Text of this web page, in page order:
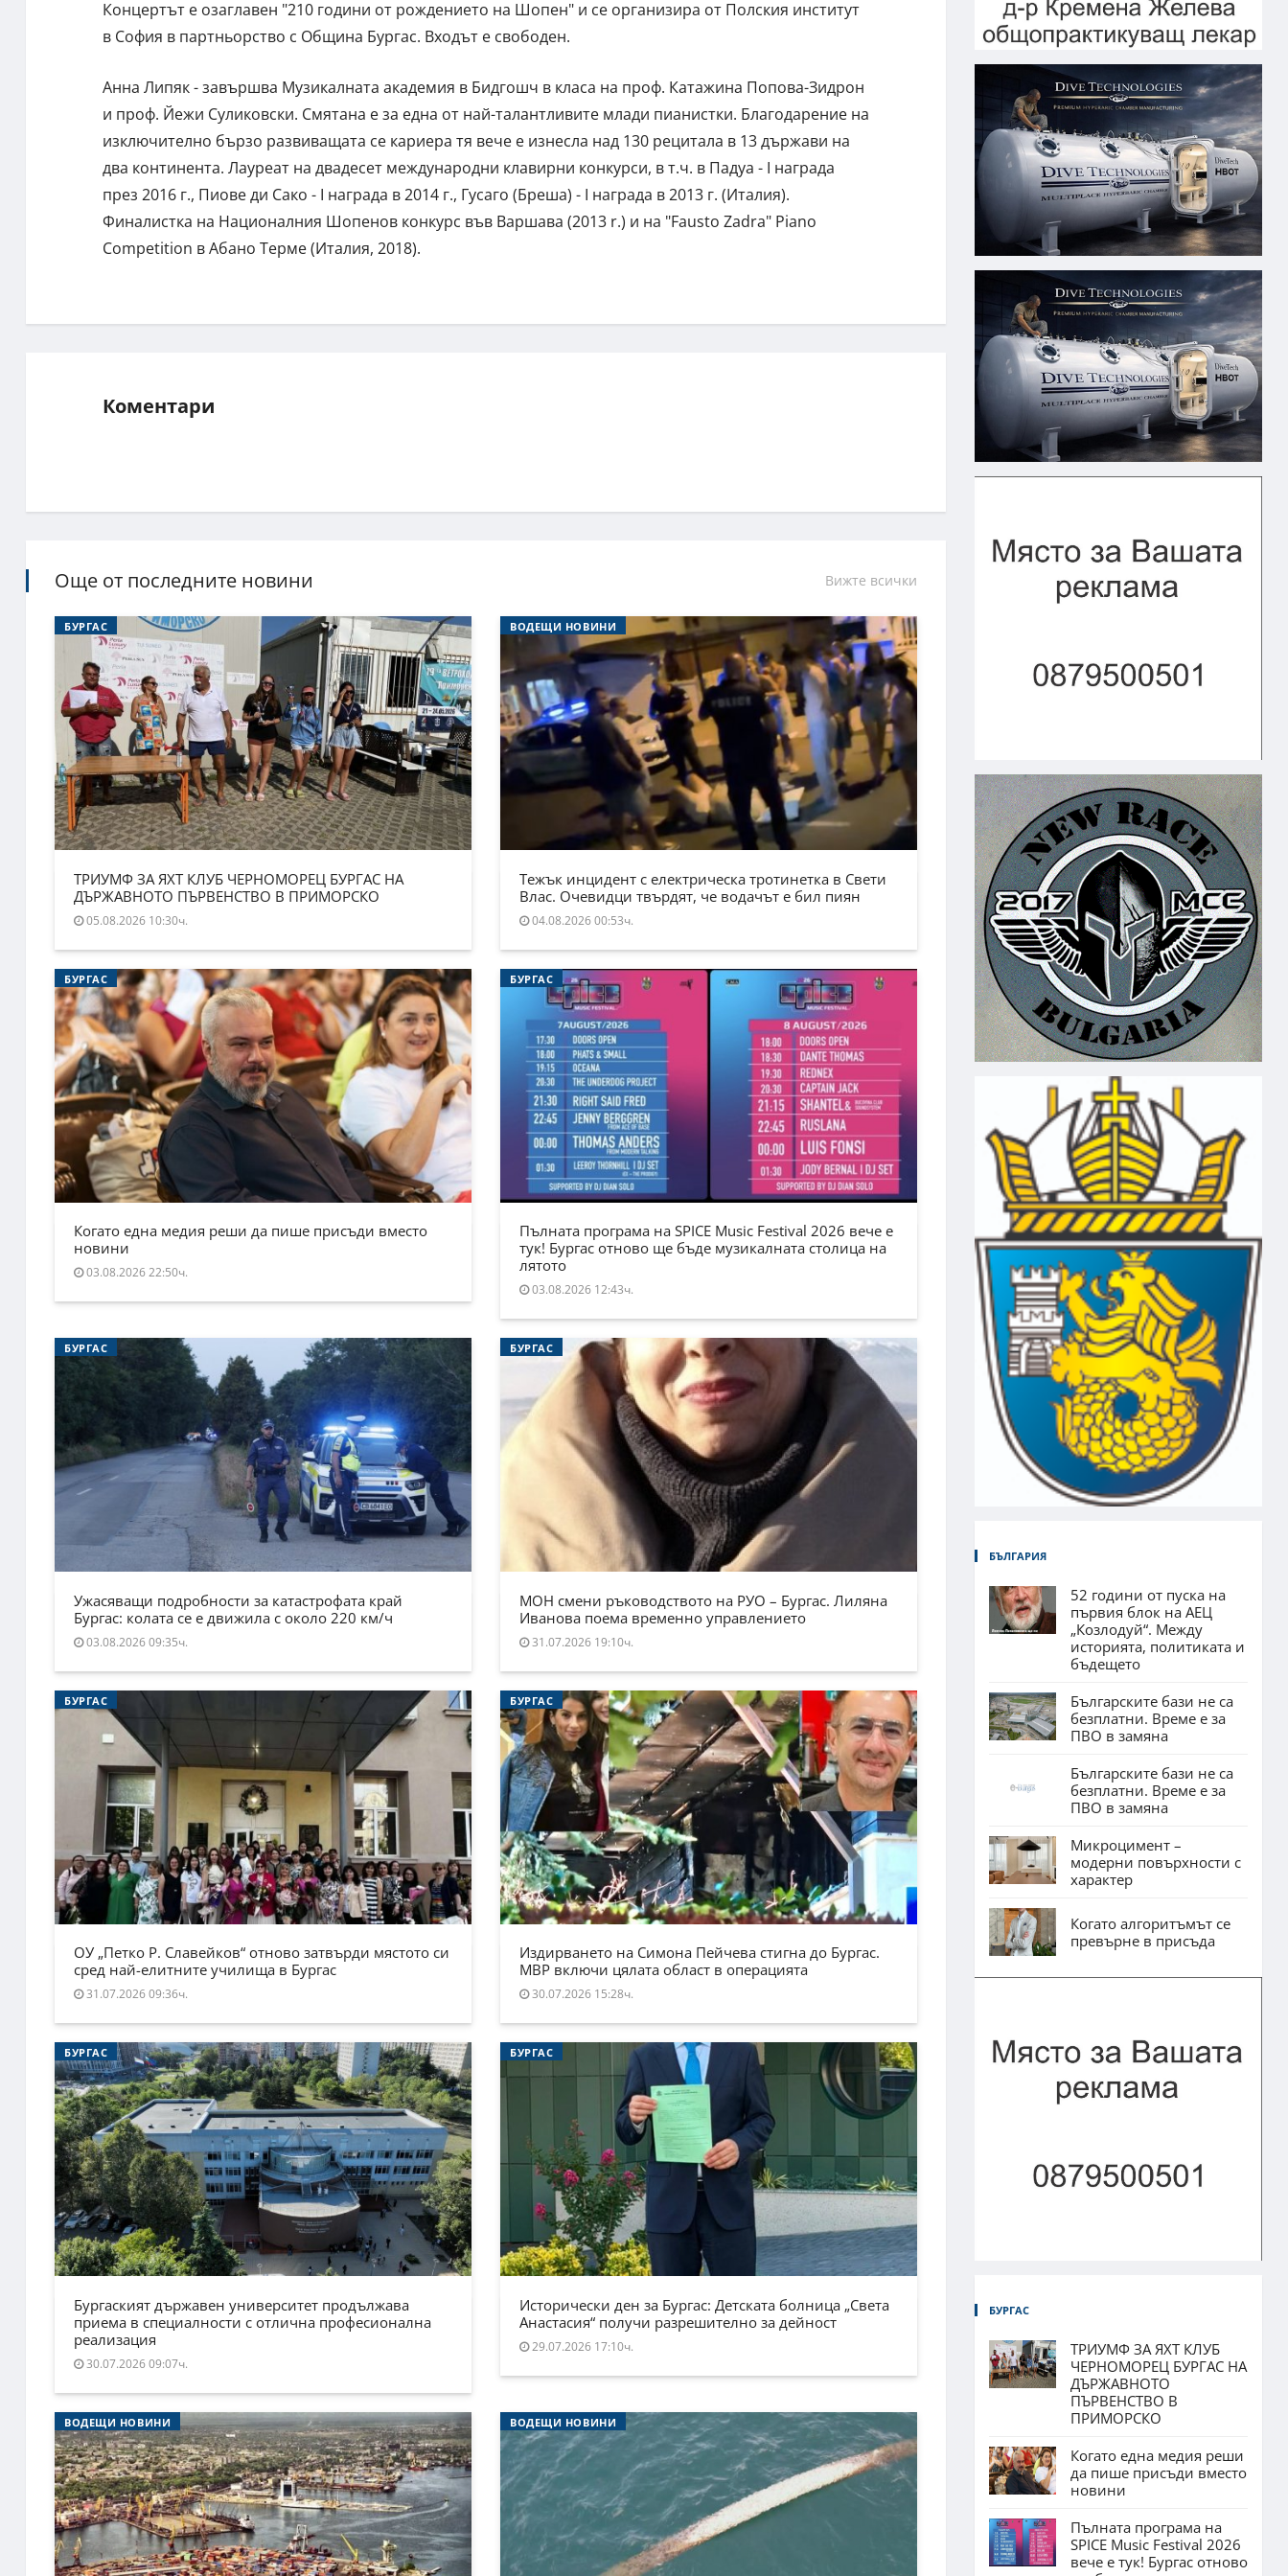
Концертът е озаглавен "210 години от рождението на Шопен" и се организира от Полския институт
в София в партньорство с Община Бургас. Входът е свободен.
Aнна Липяк - завършва Музикалната академия в Бидгошч в класа на проф. Катажина Попова-Зидрон
и проф. Йежи Суликовски. Смятана е за една от най-талантливите млади пианистки. Благодарение на
изключително бързо развиващата се кариера тя вече е изнесла над 130 рецитала в 13 държави на
два континента. Лауреат на двадесет международни клавирни конкурси, в т.ч. в Падуа - I награда
през 2016 г., Пиове ди Сако - І награда в 2014 г., Гусаго (Бреша) - I награда в 2013 г. (Италия).
Финалистка на Националния Шопенов конкурс във Варшава (2013 r.) и на "Fausto Zadra" Piano
Competition в Абано Терме (Италия, 2018).
Коментари
Още от последните новини Вижте всички
БУРГАС
ТРИУМФ ЗА ЯХТ КЛУБ ЧЕРНОМОРЕЦ БУРГАС НА
ДЪРЖАВНОТО ПЪРВЕНСТВО В ПРИМОРСКО
05.08.2026 10:30ч.
ВОДЕЩИ НОВИНИ
Тежък инцидент с електрическа тротинетка в Свети
Влас. Очевидци твърдят, че водачът е бил пиян
04.08.2026 00:53ч.
БУРГАС
Когато една медия реши да пише присъди вместо
новини
03.08.2026 22:50ч.
БУРГАС
Пълната програма на SPICE Music Festival 2026 вече е
тук! Бургас отново ще бъде музикалната столица на
лятото
03.08.2026 12:43ч.
БУРГАС
Ужасяващи подробности за катастрофата край
Бургас: колата се е движила с около 220 км/ч
03.08.2026 09:35ч.
БУРГАС
МОН смени ръководството на РУО – Бургас. Лиляна
Иванова поема временно управлението
31.07.2026 19:10ч.
БУРГАС
ОУ „Петко Р. Славейков“ отново затвърди мястото си
сред най-елитните училища в Бургас
31.07.2026 09:36ч.
БУРГАС
Издирването на Симона Пейчева стигна до Бургас.
МВР включи цялата област в операцията
30.07.2026 15:28ч.
БУРГАС
Бургаският държавен университет продължава
приема в специалности с отлична професионална
реализация
30.07.2026 09:07ч.
БУРГАС
Исторически ден за Бургас: Детската болница „Света
Анастасия“ получи разрешително за дейност
29.07.2026 17:10ч.
ВОДЕЩИ НОВИНИ ВОДЕЩИ НОВИНИ
БЪЛГАРИЯ
52 години от пуска на
първия блок на АЕЦ
„Козлодуй“. Между
историята, политиката и
бъдещето
Българските бази не са
безплатни. Време е за
ПВО в замяна
Българските бази не са
безплатни. Време е за
ПВО в замяна
Микроцимент –
модерни повърхности с
характер
Когато алгоритъмът се
превърне в присъда
БУРГАС
ТРИУМФ ЗА ЯХТ КЛУБ
ЧЕРНОМОРЕЦ БУРГАС НА
ДЪРЖАВНОТО
ПЪРВЕНСТВО В
ПРИМОРСКО
Когато една медия реши
да пише присъди вместо
новини
Пълната програма на
SPICE Music Festival 2026
вече е тук! Бургас отново